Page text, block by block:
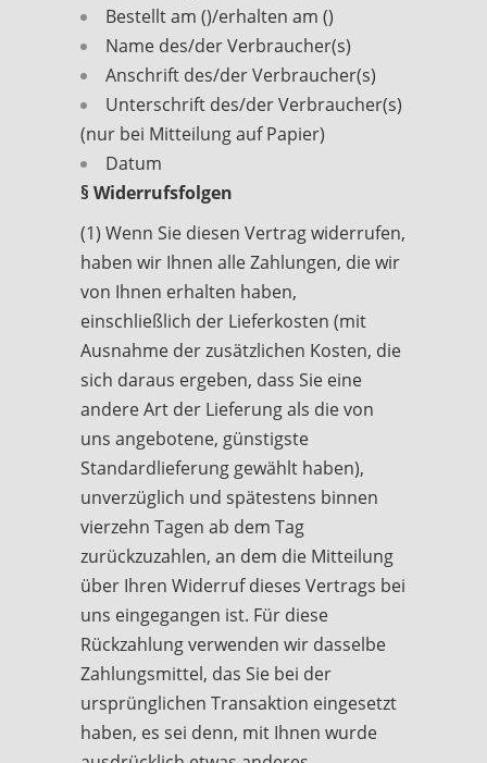
Bestellt am ()/erhalten am ()
Name des/der Verbraucher(s)
Anschrift des/der Verbraucher(s)
Unterschrift des/der Verbraucher(s)
(nur bei Mitteilung auf Papier)
Datum
§ Widerrufsfolgen
(1) Wenn Sie diesen Vertrag widerrufen,
haben wir Ihnen alle Zahlungen, die wir
von Ihnen erhalten haben,
einschließlich der Lieferkosten (mit
Ausnahme der zusätzlichen Kosten, die
sich daraus ergeben, dass Sie eine
andere Art der Lieferung als die von
uns angebotene, günstigste
Standardlieferung gewählt haben),
unverzüglich und spätestens binnen
vierzehn Tagen ab dem Tag
zurückzuzahlen, an dem die Mitteilung
über Ihren Widerruf dieses Vertrags bei
uns eingegangen ist. Für diese
Rückzahlung verwenden wir dasselbe
Zahlungsmittel, das Sie bei der
ursprünglichen Transaktion eingesetzt
haben, es sei denn, mit Ihnen wurde